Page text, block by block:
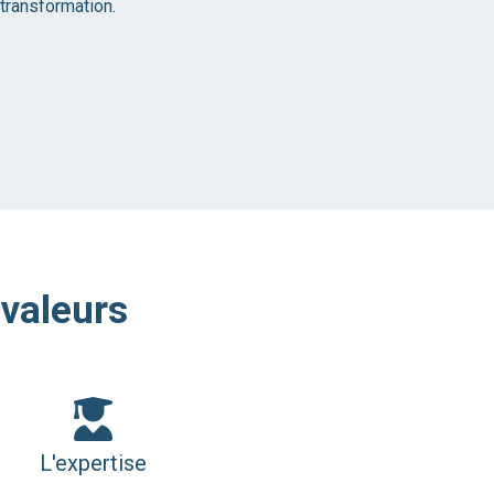
transformation.
L'expertise